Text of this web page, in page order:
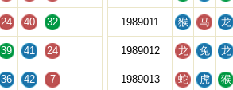
24 40 32
39 41 24
36 42 7
1989011 猴 马 龙
1989012 龙 兔 龙
1989013 蛇 虎 猴